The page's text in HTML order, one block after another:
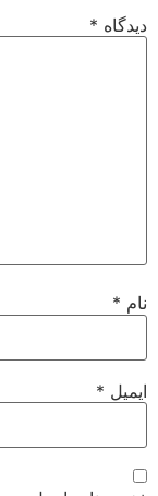
دیدگاه *
نام *
ایمیل *